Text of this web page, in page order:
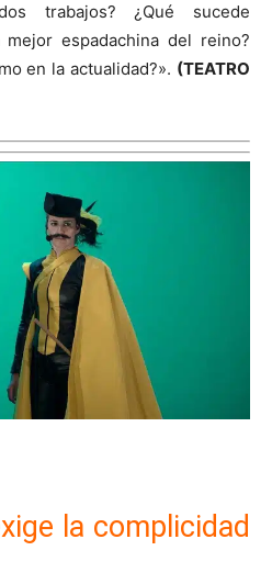
trabajos? ¿Qué sucede
espadachina del reino?
en la actualidad?». (TEATRO
la complicidad